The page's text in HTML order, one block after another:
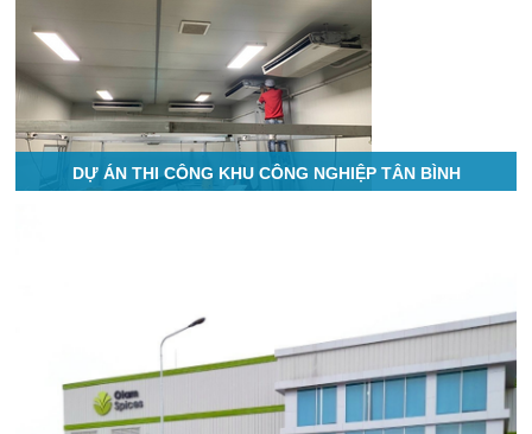
DỰ ÁN THI CÔNG KHU CÔNG NGHIỆP TÂN BÌNH